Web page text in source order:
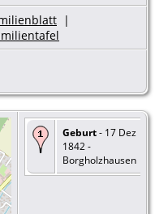
|
Geburt- 17 Dez
1842 -
Borgholzhausen